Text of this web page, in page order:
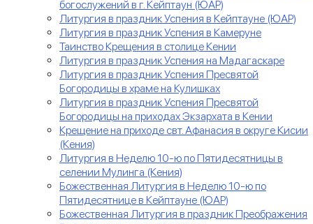
богослужений в г. Кейптаун (ЮАР)
Литургия в праздник Успения в Кейптауне (ЮАР)
Литургия в праздник Успения в Камеруне
Таинство Крещения в столице Кении
Литургия в праздник Успения на Мадагаскаре
Литургия в праздник Успения Пресвятой
Богородицы в храме на Кулишках
Литургия в праздник Успения Пресвятой
Богородицы на приходах Экзархата в Кении
Крещение на приходе свт. Афанасия в округе Кисии
(Кения)
Литургия в Неделю 10-ю по Пятидесятницы в
селении Мулинга (Кения)
Божественная Литургия в Неделю 10-ю по
Пятидесятнице в Кейптауне (ЮАР)
Божественная Литургия в праздник Преображения